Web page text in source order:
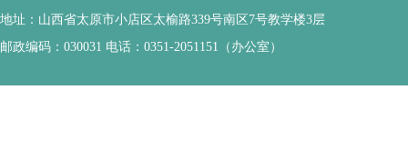
地址：山西省太原市小店区太榆路339号南区7号教学楼3层
邮政编码：030031 电话：0351-2051151（办公室）